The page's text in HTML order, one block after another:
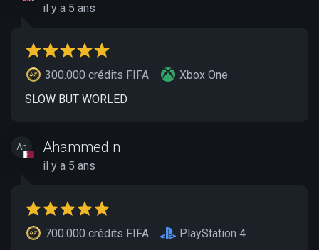
il y a 5 ans
300.000 crédits FIFA
Xbox One
SLOW BUT WORLED
An Ahammed n.
il y a 5 ans
700.000 crédits FIFA PlayStation 4